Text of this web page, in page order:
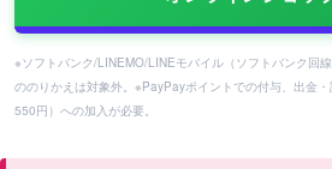
※ソフトバンク/LINEMO/LINEモバイル（ソフトバンク回
ののりかえは対象外。※PayPayポイントでの付与、出金
550円）への加入が必要。